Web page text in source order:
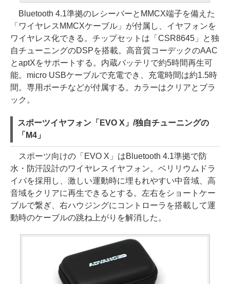
Bluetooth 4.1準拠のレシーバーとMMCX端子を備えた
「ワイヤレスMMCXケーブル」が付属し、イヤフォンを
ワイヤレス化できる。チップセットは「CSR8645」と独
自チューニングのDSPを搭載。高音質コーデックのAAC
とaptXをサポートする。内蔵バッテリで約5時間再生可
能。micro USBケーブルで充電でき、充電時間は約1.5時
間。専用ポーチなどが付属する。カラーはクリアとブラ
ック。
スポーツイヤフォン「EVO X」/独自チューニングの
「M4」
スポーツ向けの「EVO X」はBluetooth 4.1準拠で防
水・防汗設計のワイヤレスイヤフォン。ベリリウムドラ
イバを採用し、激しい運動時に埋もれやすい中音域、高
音域をクリアに再生できるとする。左右をショートケー
ブルで繋ぎ、右ハウジングにコントローラを搭載して運
動時のケーブルの跳ね上がりを解消した。